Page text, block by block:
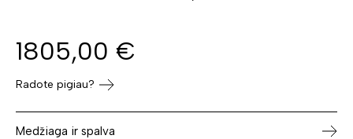
1805,00 €
Radote pigiau?
Medžiaga ir spalva